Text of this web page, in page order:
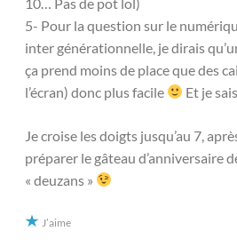
5- Pour la question sur le
inter générationnelle, je dirais
ça prend moins de place que des
l’écran) donc plus facile
Et je
Je croise les doigts jusqu’au 7,
préparer le gâteau d’anniversaire
« deuzans »
J’aime